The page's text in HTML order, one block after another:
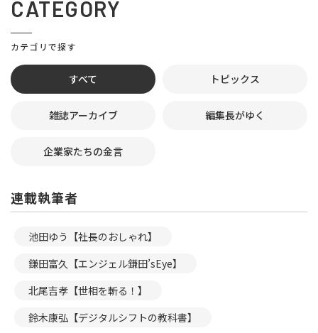
CATEGORY
カテゴリで探す
すべて トピックス
雑誌アーカイブ 編集長がゆく
企業家たちの金言
連載執筆者
池田ゆう【社長のおしゃれ】
鎌田富久【エンジェル鎌田’sEye】
北尾吉孝【世相を斬る！】
鈴木康弘【デジタルシフトの教科書】